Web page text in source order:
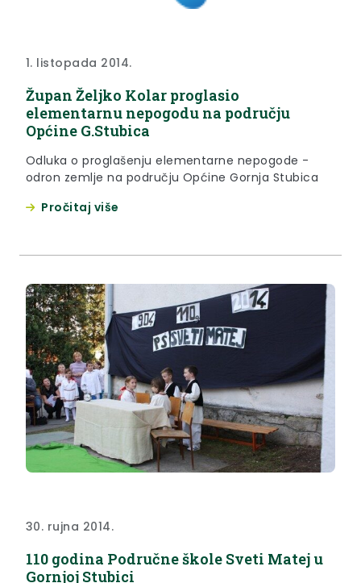
1. listopada 2014.
Župan Željko Kolar proglasio
elementarnu nepogodu na području
Općine G.Stubica
Odluka o proglašenju elementarne nepogode -
odron zemlje na području Općine Gornja Stubica
Pročitaj više
30. rujna 2014.
110 godina Područne škole Sveti Matej u
Gornjoj Stubici